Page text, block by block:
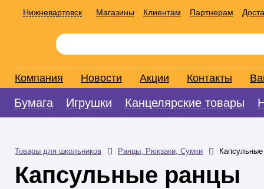
Нижневартовск Магазины Клиентам Партнерам
Компания Новости Акции Контакты
Бумага Игрушки Канцелярские товары
Товары для школьников Ранцы, Рюкзаки, Сумки
Капсульные ранцы